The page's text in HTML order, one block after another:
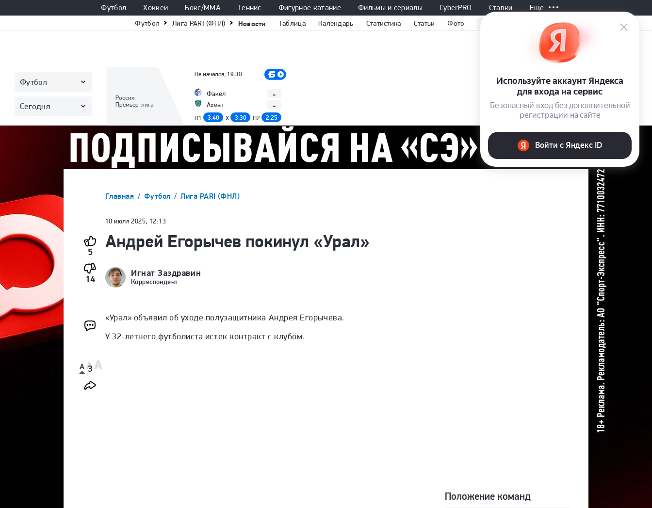
Футбол Хоккей Бокс/ММА Теннис Фигурное катание Фильмы и сериалы CyberPRO Ставки Еще
Футбол Лига PARI (ФНЛ) Новости Таблица Календарь Статистика Статьи Фото
Футбол
Сегодня
Россия
Премьер-лига
Не начался, 19:30
Факел
Ахмат
-
-
П1 3.40 X 3.30 П2 2.25
Все матчи
Главная Футбол Лига PARI (ФНЛ)
5
14
3
10 июля 2025, 12:13
Андрей Егорычев покинул «Урал»
Игнат Заздравин
Корреспондент
«Урал» объявил об уходе полузащитника Андрея Егорычева.
У 32-летнего футболиста истек контракт с клубом.
Положение команд